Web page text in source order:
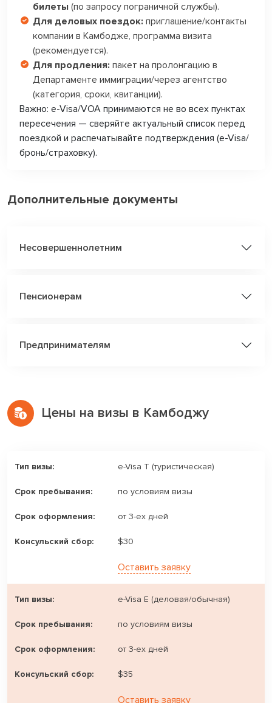
билеты (по запросу пограничной службы).
Для деловых поездок: приглашение/контакты
компании в Камбодже, программа визита
(рекомендуется).
Для продления: пакет на пролонгацию в
Департаменте иммиграции/через агентство
(категория, сроки, квитанции).
Важно: e-Visa/VOA принимаются не во всех пунктах
пересечения — сверяйте актуальный список перед
поездкой и распечатывайте подтверждения (e-Visa/
бронь/страховку).
Дополнительные документы
Несовершеннолетним
Пенсионерам
Предпринимателям
Цены на визы в Камбоджу
e-Visa T (туристическая)
по условиям визы
от 3-ех дней
$30
Оставить заявку
e-Visa E (деловая/обычная)
по условиям визы
от 3-ех дней
$35
Оставить заявку